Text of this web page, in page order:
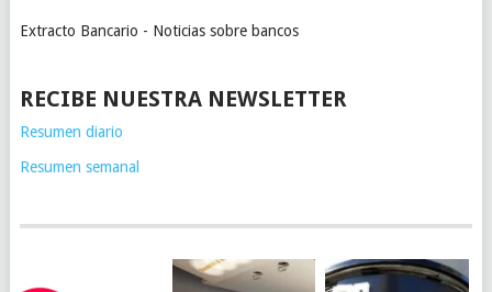
Extracto Bancario - Noticias sobre bancos
RECIBE NUESTRA NEWSLETTER
Resumen diario
Resumen semanal